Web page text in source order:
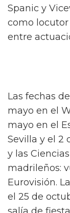
Spanic y
como
entre
Las fechas
mayo en el
mayo en el
Sevilla y el 2
y las
madrileños:
Eurovisión.
el 25 de